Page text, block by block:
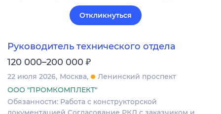
Откликнуться
Руководитель технического отдела
120 000–200 000 ₽
22 июля 2026 Москва
Ленинский проспект
ООО "ПРОМКОМПЛЕКТ"
Обязанности: Работа с конструкторской